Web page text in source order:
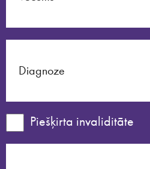
Piešķirta invaliditāte